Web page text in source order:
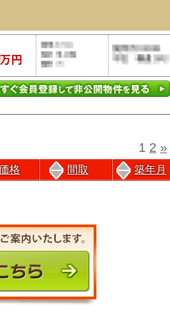
格 間取 築年月
1 2 »
前のページにもど